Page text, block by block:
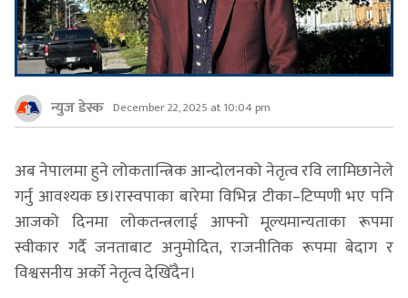
न्युज डेस्क December 22, 2025 at 10:04 pm
अब नेपालमा हुने लोकतान्त्रिक आन्दोलनको नेतृत्व रवि लामिछानेले
गर्नु आवश्यक छ।रास्वपाका बारेमा विभिन्न टीका–टिप्पणी भए पनि
आजको दिनमा लोकतन्त्रलाई आफ्नो मूल्यमान्यताका रूपमा
स्वीकार गर्दै जनताबाट अनुमोदित, राजनीतिक रूपमा बेदाग र
विश्वसनीय अर्को नेतृत्व देखिँदैन।